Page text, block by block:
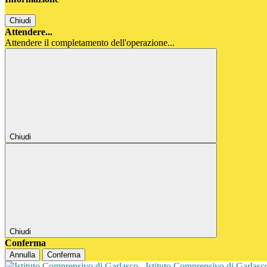
Chiudi
Attendere...
Attendere il completamento dell'operazione...
Chiudi
Chiudi
Conferma
Annulla Conferma